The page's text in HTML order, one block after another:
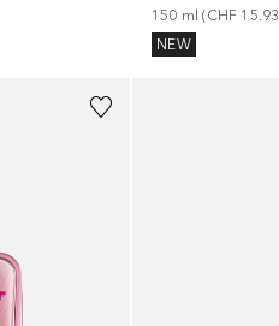
150 ml (CHF 15.93
NEW